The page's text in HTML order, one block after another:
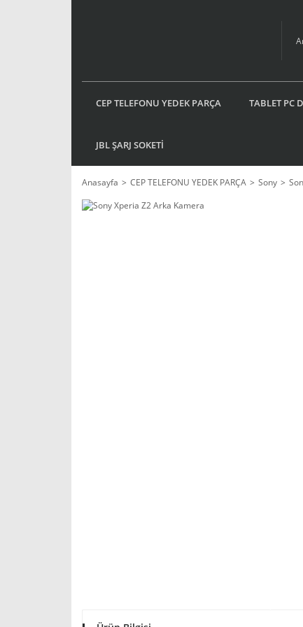
CEP TELEFONU YEDEK PARÇA TABLET PC
JBL ŞARJ SOKETİ
Anasayfa CEP TELEFONU YEDEK PARÇA Sony